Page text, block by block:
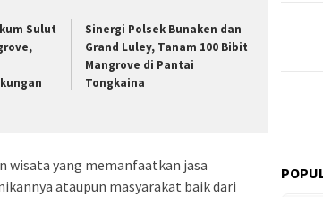
Sulut
Sinergi Polsek Bunaken dan
Grand Luley, Tanam 100 Bibit
Mangrove di Pantai
Tongkaina
wisata yang memanfaatkan jasa
ataupun masyarakat baik dari